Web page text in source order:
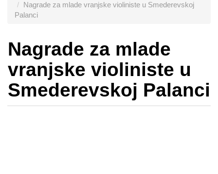
Nagrade za mlade vranjske violiniste u Smederevskoj
Palanci
Nagrade za mlade
vranjske violiniste u
Smederevskoj Palanci